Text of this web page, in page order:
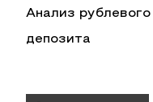
Анализ
депозита